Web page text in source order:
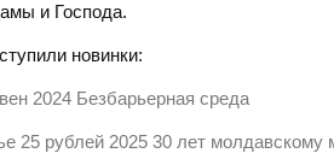
и Господа.
новинки:
2024 Безбарьерная среда
25 рублей 2025 30 лет молдавскому